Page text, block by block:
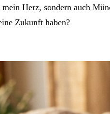
Herz, sondern auch
Zukunft haben?